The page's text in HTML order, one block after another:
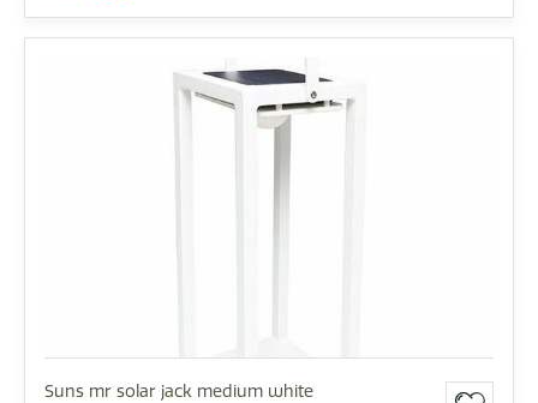
Suns mr solar jack medium white